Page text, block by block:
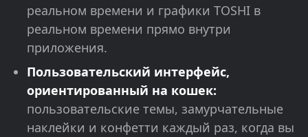
реальном времени и графики TOSHI в
реальном времени прямо внутри
приложения.
Пользовательский интерфейс,
ориентированный на кошек:
пользовательские темы, замурчательные
наклейки и конфетти каждый раз, когда вы